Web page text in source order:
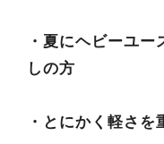
・夏にヘビーユ
しの方
・とにかく軽さを